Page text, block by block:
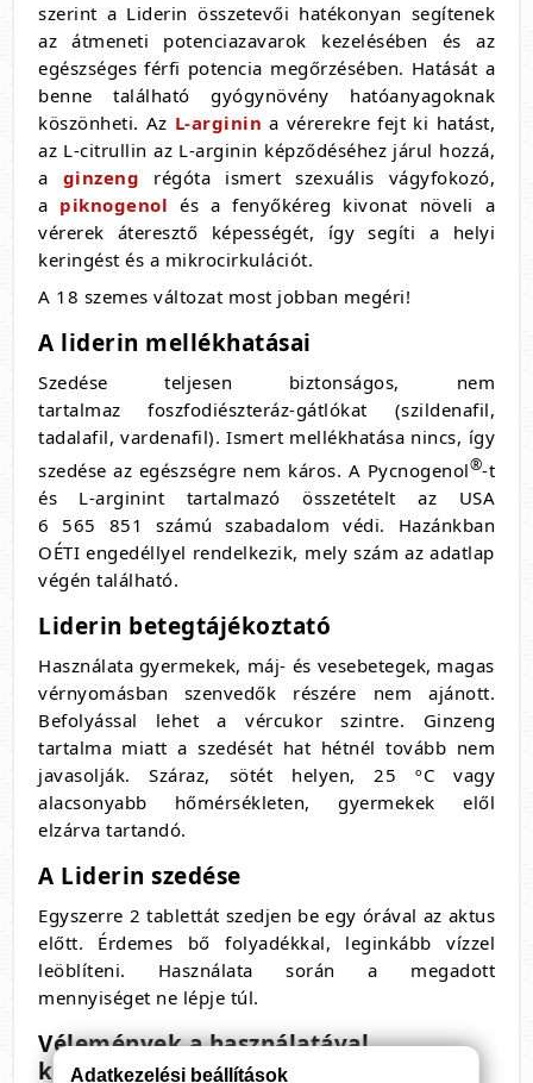
szerint a Liderin összetevői hatékonyan segítenek
az átmeneti potenciazavarok kezelésében és az
egészséges férfi potencia megőrzésében. Hatását a
benne található gyógynövény hatóanyagoknak
köszönheti. Az L-arginin a vérerekre fejt ki hatást,
az L-citrullin az L-arginin képződéséhez járul hozzá,
a ginzeng régóta ismert szexuális vágyfokozó,
a piknogenol és a fenyőkéreg kivonat növeli a
vérerek áteresztő képességét, így segíti a helyi
keringést és a mikrocirkulációt.
A 18 szemes változat most jobban megéri!
A liderin mellékhatásai
Szedése teljesen biztonságos, nem
tartalmaz foszfodiészteráz-gátlókat (szildenafil,
tadalafil, vardenafil). Ismert mellékhatása nincs, így
szedése az egészségre nem káros. A Pycnogenol®-t
és L-arginint tartalmazó összetételt az USA
6 565 851 számú szabadalom védi. Hazánkban
OÉTI engedéllyel rendelkezik, mely szám az adatlap
végén található.
Liderin betegtájékoztató
Használata gyermekek, máj- és vesebetegek, magas
vérnyomásban szenvedők részére nem ajánott.
Befolyással lehet a vércukor szintre. Ginzeng
tartalma miatt a szedését hat hétnél tovább nem
javasolják. Száraz, sötét helyen, 25 ºC vagy
alacsonyabb hőmérsékleten, gyermekek elől
elzárva tartandó.
A Liderin szedése
Egyszerre 2 tablettát szedjen be egy órával az aktus
előtt. Érdemes bő folyadékkal, leginkább vízzel
leöblíteni. Használata során a megadott
mennyiséget ne lépje túl.
Vélemények a használatával
kapcsolatban
Adatkezelési beállítások